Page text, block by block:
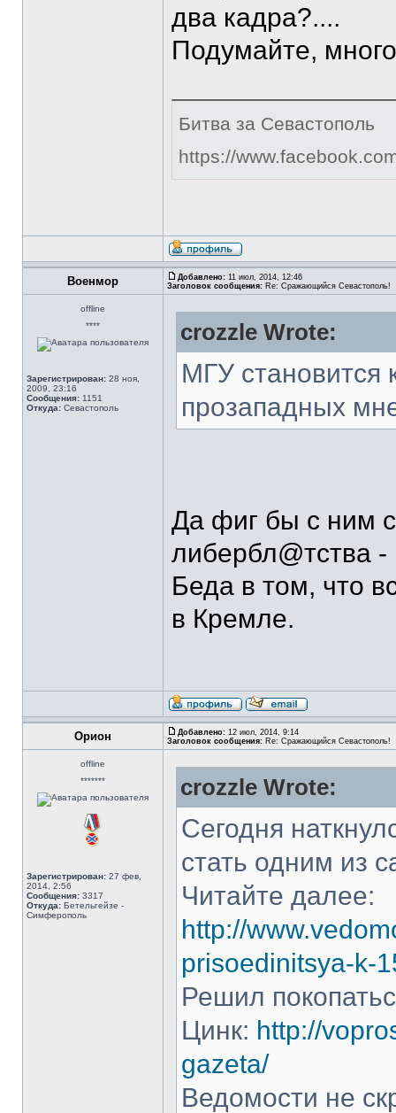
два кадра?....
Подумайте,
Битва за Севастополь
https://
Военмор Добавлено: 11 июл, 2014, 12:46
Заголовок сообщения: Re: Сражающийся Севастополь!
offline
****
Зарегистрирован: 28 ноя,
2009, 23:16
Сообщения: 1151
Откуда: Севастополь
crozzle Wrote:
МГУ становится
прозападных
Да фиг бы с ним
либербл@тства
Беда в том, что
в Кремле.
Орион Добавлено: 12 июл, 2014, 9:14
Заголовок сообщения: Re: Сражающийся Севастополь!
offline
*******
Зарегистрирован: 27 фев,
2014, 2:56
Сообщения: 3317
Откуда: Бетельгейзе -
Симферополь
crozzle Wrote:
Сегодня
стать одним из
Читайте далее:
http://
prisoedinitsya-k-
Решил
Цинк: http://
gazeta/
Ведомости не